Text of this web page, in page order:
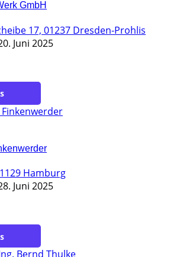
GmbH
17, 01237 Dresden-Prohlis
Juni 2025
Hamburg
Juni 2025